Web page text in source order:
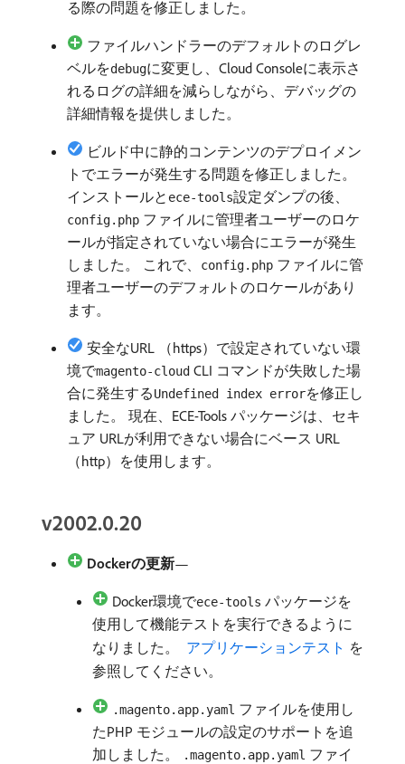
る際の問題を修正しました。
ファイルハンドラーのデフォルトのログレ
ベルをdebugに変更し、Cloud Consoleに表示さ
れるログの詳細を減らしながら、デバッグの
詳細情報を提供しました。
ビルド中に静的コンテンツのデプロイメン
トでエラーが発生する問題を修正しました。
インストールと ece-tools設定ダンプの後、
config.php ファイルに管理者ユーザーのロケ
ールが指定されていない場合にエラーが発生
しました。 これで、
config.php ファイルに管
理者ユーザーのデフォルトのロケールがあり
ます。
安全なURL （https）で設定されていない環
境でmagento-cloud CLI コマンドが失敗した場
合に発生するUndefined index errorを修正し
ました。 現在、ECE-Tools パッケージは、セキ
ュア URLが利用できない場合にベース URL
（http）を使用します。
v2002.0.20
Dockerの更新—
Docker環境でece-tools パッケージを
使用して機能テストを実行できるように
なりました。
​ アプリケーションテスト ​ を
参照してください。
.magento.app.yaml ファイルを使用し
たPHP モジュールの設定のサポートを追
加しました。
.magento.app.yaml ファイ